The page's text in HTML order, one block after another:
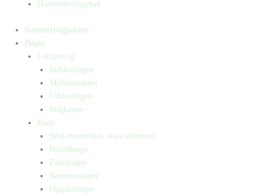
Handelsbetingelser
Sommerbogpakker
Bøger
Letlæsning
Indskolingen
Mellemtrinnet
Udskolingen
Bogkasser
Børn
Små mennesker, store drømme
Billedbøger
Faktabøger
Børneromaner
Opgavebøger